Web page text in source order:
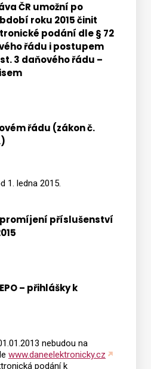
ČR umožní po
roku 2015 činit
podání dle § 72
řádu i postupem
3 daňového řádu –
řádu (zákon č.
1. ledna 2015.
příslušenství
– přihlášky k
nebudou na
www.daneelektronicky.cz
podání k